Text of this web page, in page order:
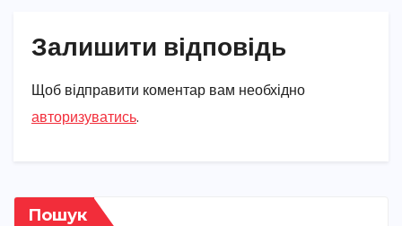
Залишити відповідь
Щоб відправити коментар вам необхідно
авторизуватись.
Пошук